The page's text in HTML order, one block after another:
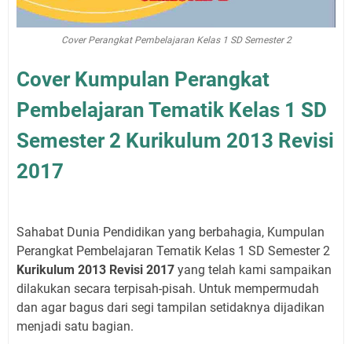
Cover Perangkat Pembelajaran Kelas 1 SD Semester 2
Cover Kumpulan Perangkat
Pembelajaran Tematik Kelas 1 SD
Semester 2 Kurikulum 2013 Revisi
2017
Sahabat Dunia Pendidikan yang berbahagia, Kumpulan
Perangkat Pembelajaran Tematik Kelas 1 SD Semester 2
Kurikulum 2013 Revisi 2017 yang telah kami sampaikan
dilakukan secara terpisah-pisah. Untuk mempermudah
dan agar bagus dari segi tampilan setidaknya dijadikan
menjadi satu bagian.